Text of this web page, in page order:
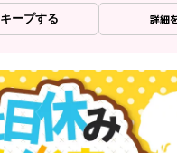
キープする 詳細